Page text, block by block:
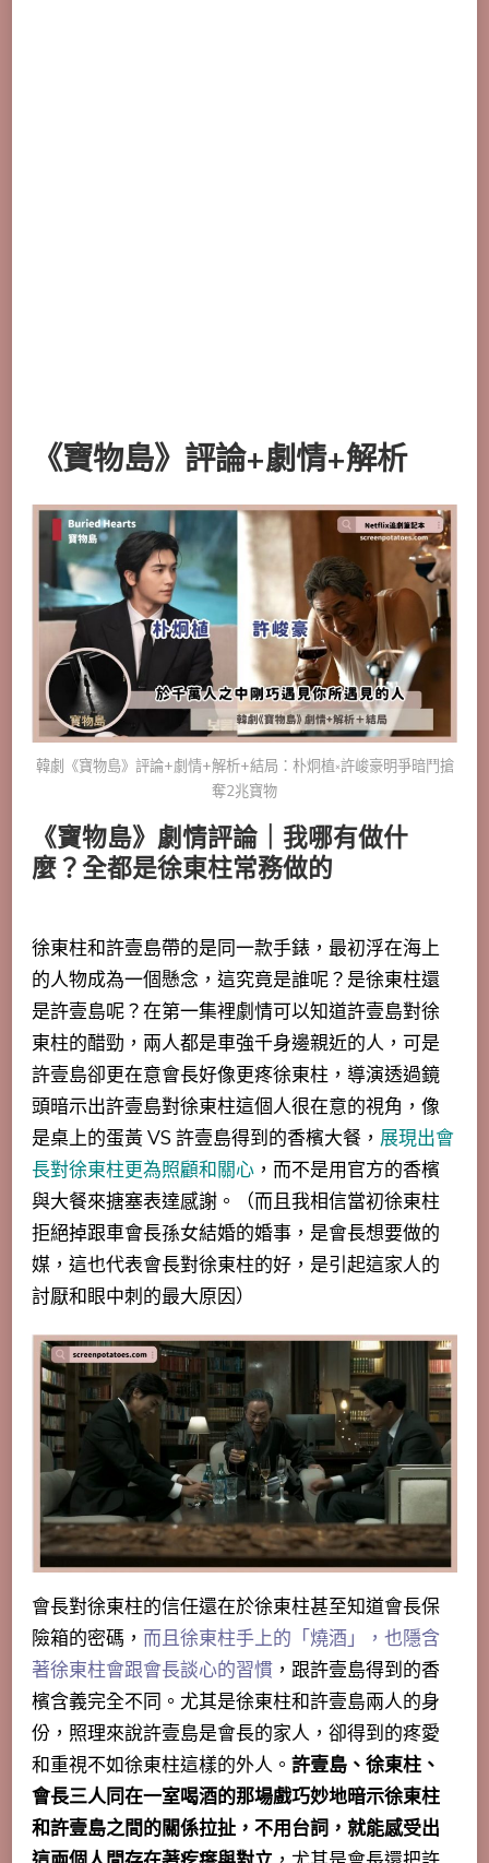
《寶物島》評論+劇情+解析
韓劇《寶物島》評論+劇情+解析+結局：朴炯植༝許峻豪明爭暗鬥搶
奪2兆寶物
《寶物島》劇情評論｜我哪有做什
麼？全都是徐東柱常務做的
徐東柱和許壹島帶的是同一款手錶， 最初浮在海上
的人物成為一個懸念，這究竟是誰呢？是徐東柱還
是許壹島呢？在第一集裡劇情可以知道許壹島對徐
東柱的醋勁，兩人都是車強千身邊親近的人，可是
許壹島卻更在意會長好像更疼徐東柱，導演透過鏡
頭暗示出許壹島對徐東柱這個人很在意的視角，像
是桌上的蛋黃 VS 許壹島得到的香檳大餐， 展現出會
長對徐東柱更為照顧和關心 ，而不是用官方的香檳
與大餐來搪塞表達感謝。（而且我相信當初徐東柱
拒絕掉跟車會長孫女結婚的婚事，是會長想要做的
媒，這也代表會長對徐東柱的好，是引起這家人的
討厭和眼中刺的最大原因）
會長對徐東柱的信任還在於徐東柱甚至知道會長保
險箱的密碼， 而且徐東柱手上的「燒酒」，也隱含
著徐東柱會跟會長談心的習慣 ，跟許壹島得到的香
檳含義完全不同。尤其是徐東柱和許壹島兩人的身
份，照理來說許壹島是會長的家人，卻得到的疼愛
和重視不如徐東柱這樣的外人。 許壹島、徐東柱、
會長三人同在一室喝酒的那場戲巧妙地暗示徐東柱
和許壹島之間的關係拉扯，不用台詞，就能感受出